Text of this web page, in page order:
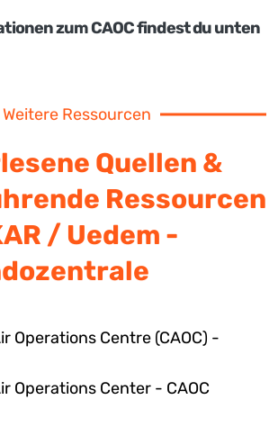
zum CAOC findest du unten
Weitere Ressourcen
Quellen &
Ressourcen
/ Uedem -
Operations Centre (CAOC) -
Operations Center - CAOC